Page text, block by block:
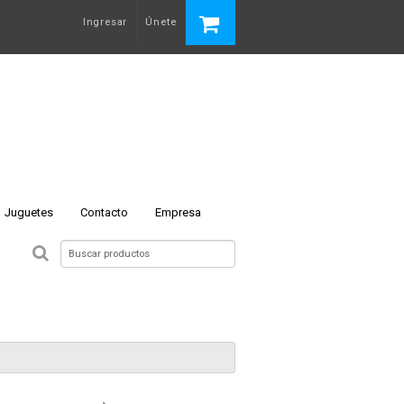
Únete
Ingresar
Juguetes Contacto Empresa